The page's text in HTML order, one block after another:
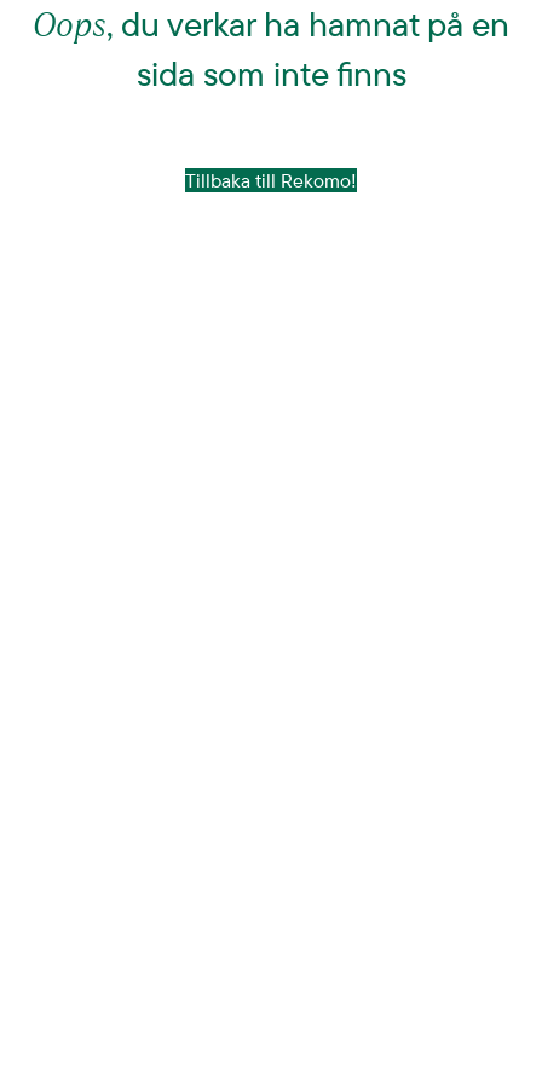
Oops, du verkar ha hamnat på en
sida som inte finns
Tillbaka till Rekomo!